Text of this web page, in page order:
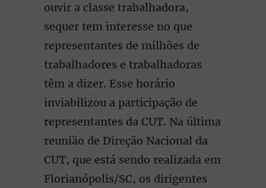
ouvir a classe trabalhadora,
sequer tem interesse no que
representantes de milhões de
trabalhadores e trabalhadoras
têm a dizer. Esse horário
inviabilizou a participação de
representantes da CUT. Na última
reunião de Direção Nacional da
CUT, que está sendo realizada em
Florianópolis/SC, os dirigentes